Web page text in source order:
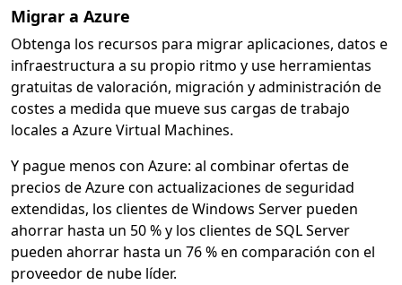
Migrar a Azure
Obtenga los recursos para migrar aplicaciones, datos e
infraestructura a su propio ritmo y use herramientas
gratuitas de valoración, migración y administración de
costes a medida que mueve sus cargas de trabajo
locales a Azure Virtual Machines.
Y pague menos con Azure: al combinar ofertas de
precios de Azure con actualizaciones de seguridad
extendidas, los clientes de Windows Server pueden
ahorrar hasta un 50 % y los clientes de SQL Server
pueden ahorrar hasta un 76 % en comparación con el
proveedor de nube líder.